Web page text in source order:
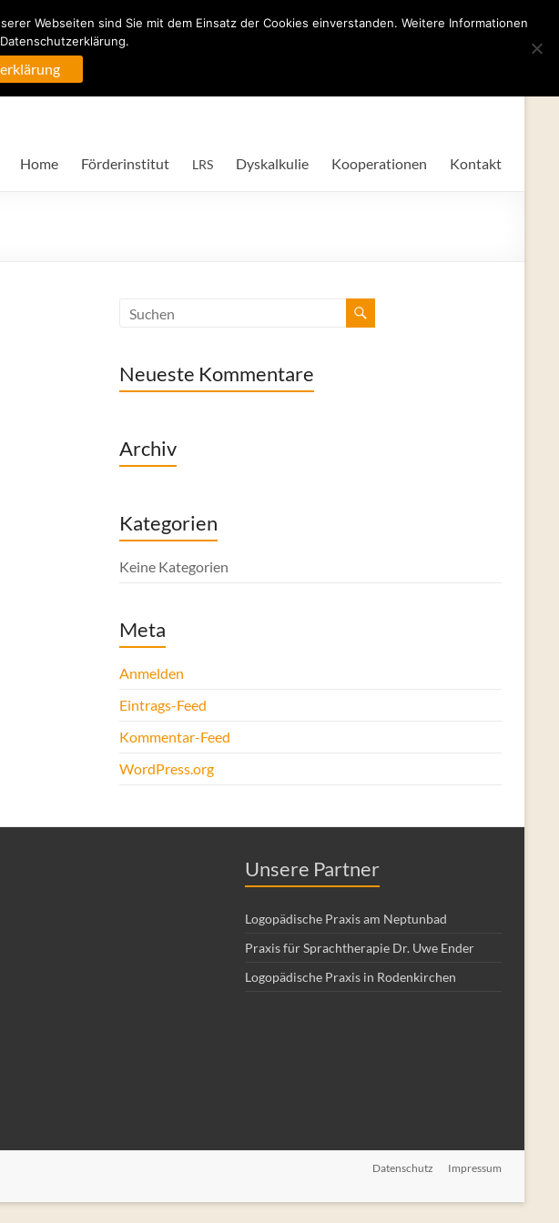
Home Förderinstitut LRS Dyskalkulie Kooperationen Kontakt
Neueste Kommentare
Archiv
Kategorien
Keine Kategorien
Meta
Anmelden
Eintrags-Feed
Kommentar-Feed
WordPress.org
Unsere Partner
Logopädische Praxis am Neptunbad
Praxis für Sprachtherapie Dr. Uwe Ender
Logopädische Praxis in Rodenkirchen
Datenschutz Impressum
Webseiten sind Sie mit dem Einsatz der Cookies einverstanden. Weitere Informationen